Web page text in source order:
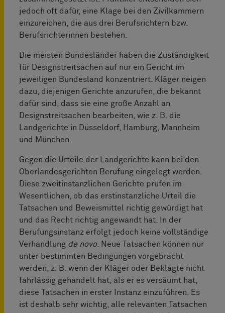
jedoch oft dafür, eine Klage bei den Zivilkammern
einzureichen, die aus drei Berufsrichtern bzw.
Berufsrichterinnen bestehen.
Die meisten Bundesländer haben die Zuständigkeit
für Designstreitsachen auf nur ein Gericht im
jeweiligen Bundesland konzentriert. Kläger neigen
dazu, diejenigen Gerichte anzurufen, die bekannt
dafür sind, dass sie eine große Anzahl an
Designstreitsachen bearbeiten, wie z. B. die
Landgerichte in Düsseldorf, Hamburg, Mannheim
und München.
Gegen die Urteile der Landgerichte kann bei den
Oberlandesgerichten Berufung eingelegt werden.
Diese zweitinstanzlichen Gerichte prüfen im
Wesentlichen, ob das erstinstanzliche Urteil die
Tatsachen und Beweismittel richtig gewürdigt hat
und das Recht richtig angewandt hat. In der
Berufungsinstanz erfolgt jedoch keine vollständige
Verhandlung de novo. Neue Tatsachen können nur
unter bestimmten Bedingungen vorgebracht
werden, z. B. wenn der Kläger oder Beklagte nicht
fahrlässig gehandelt hat, als er es versäumt hat,
diese Tatsachen in erster Instanz einzuführen. Es
ist deshalb sehr wichtig, alle relevanten Tatsachen